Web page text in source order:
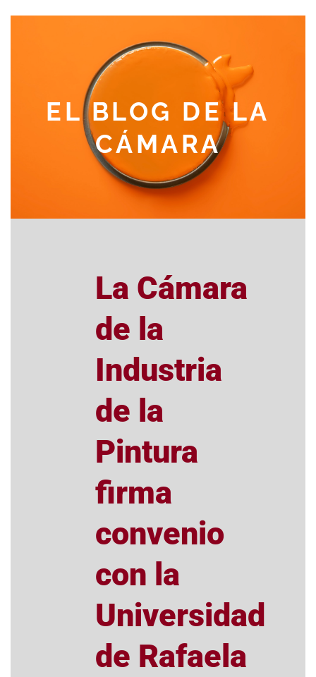
EL BLOG DE LA
CÁMARA
La Cámara
de la
Industria
de la
Pintura
firma
convenio
con la
Universidad
de Rafaela